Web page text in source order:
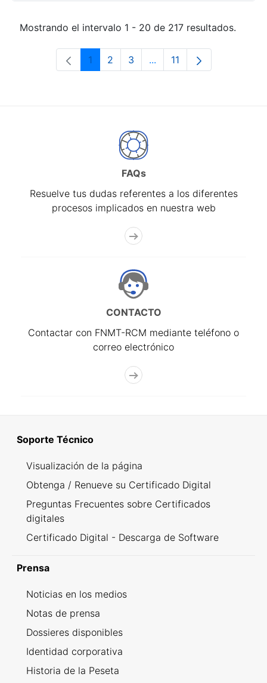
Mostrando el intervalo 1 - 20 de 217 resultados.
Página
1 Página
2 Página
3 ...Páginas intermedias Use
Página
11
FAQs
Resuelve tus dudas referentes a los diferentes
procesos implicados en nuestra web
CONTACTO
Contactar con FNMT-RCM mediante teléfono o
correo electrónico
Soporte Técnico
Visualización de la página
Obtenga / Renueve su Certificado Digital
Preguntas Frecuentes sobre Certificados
digitales
Certificado Digital - Descarga de Software
Prensa
Noticias en los medios
Notas de prensa
Dossieres disponibles
Identidad corporativa
Historia de la Peseta